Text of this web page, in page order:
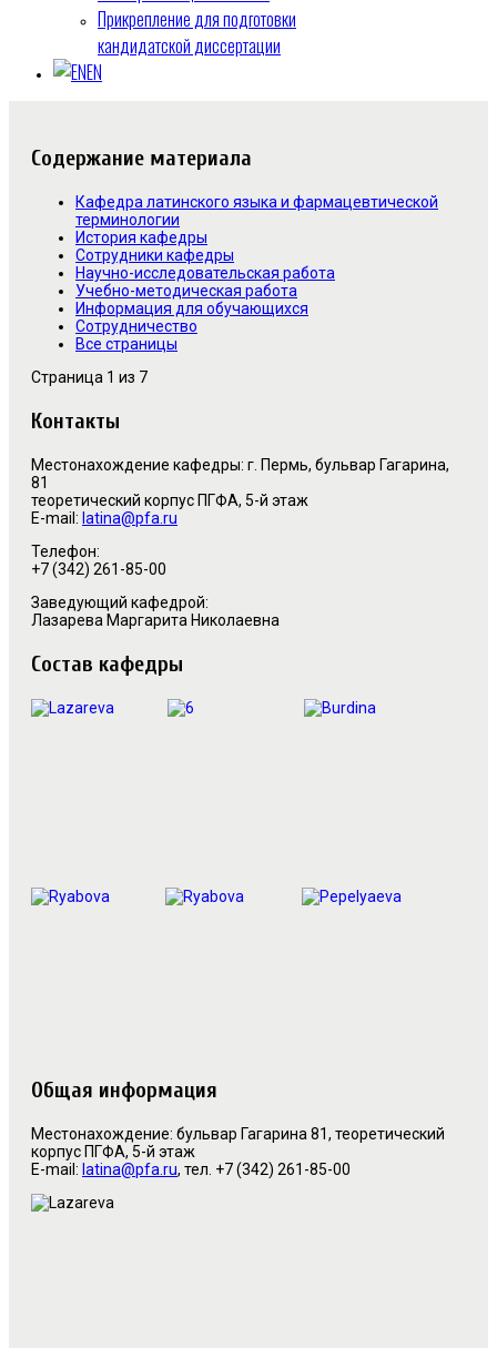
Прикрепление для подготовки
кандидатской диссертации
EN
Содержание материала
Кафедра латинского языка и фармацевтической
терминологии
История кафедры
Сотрудники кафедры
Научно-исследовательская работа
Учебно-методическая работа
Информация для обучающихся
Сотрудничество
Все страницы
Страница 1 из 7
Контакты
Местонахождение кафедры: г. Пермь, бульвар Гагарина,
81
теоретический корпус ПГФА, 5-й этаж
E-mail: latina@pfa.ru
Телефон:
+7 (342) 261-85-00
Заведующий кафедрой:
Лазарева Маргарита Николаевна
Состав кафедры
Общая информация
Местонахождение: бульвар Гагарина 81, теоретический
корпус ПГФА, 5-й этаж
E-mail: latina@pfa.ru, тел. +7 (342) 261-85-00